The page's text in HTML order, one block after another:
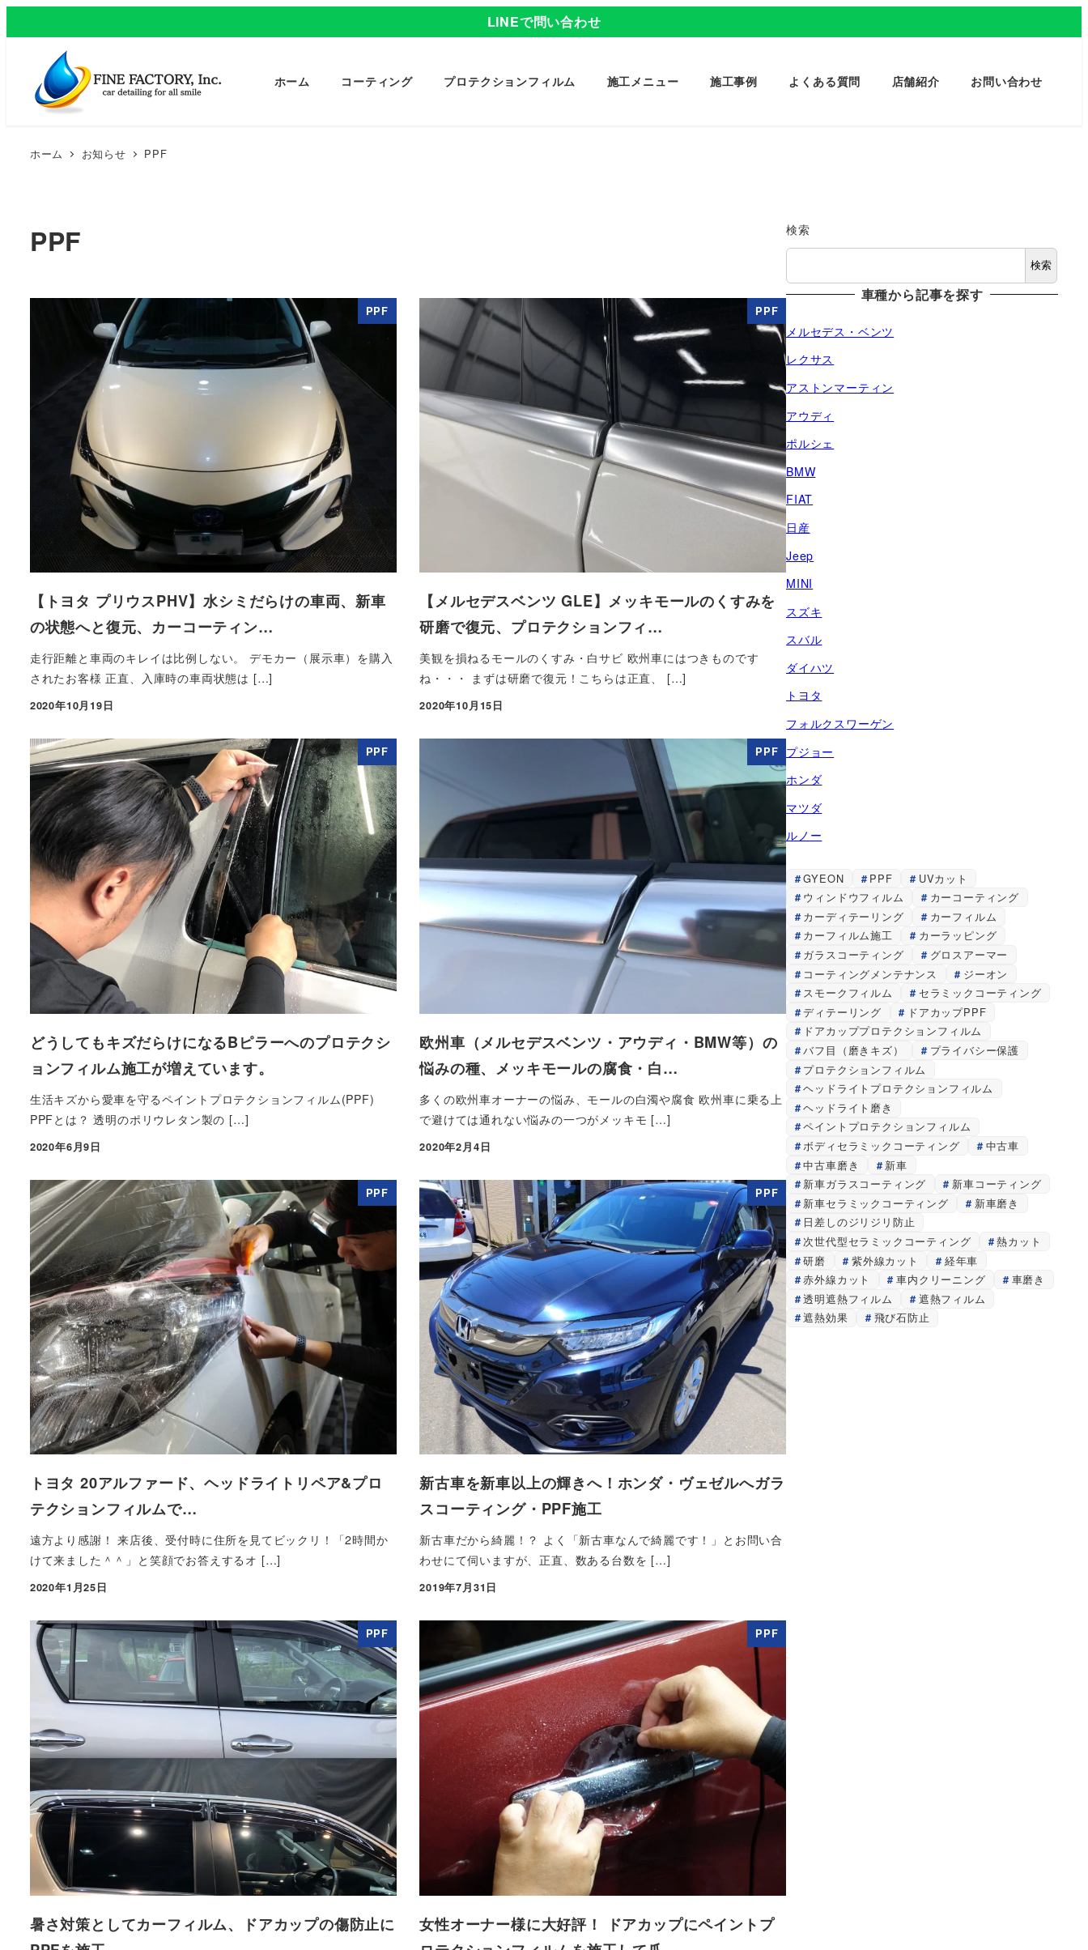
LINEで問い合わせ
ホーム コーティング プロテクションフィルム 施工メニュー 施工事例 よくある質問 店舗紹介 お問い合わせ
ホーム お知らせ PPF
PPF
PPF
【トヨタ プリウスPHV】水シミだらけの車両、新車
の状態へと復元、カーコーティン…
走行距離と車両のキレイは比例しない。 デモカー（展示車）を購入
されたお客様 正直、入庫時の車両状態は […]
投稿日
2020年10月19日
PPF
【メルセデスベンツ GLE】メッキモールのくすみを
研磨で復元、プロテクションフィ…
美観を損ねるモールのくすみ・白サビ 欧州車にはつきものです
ね・・・ まずは研磨で復元！こちらは正直、 […]
投稿日
2020年10月15日
PPF
どうしてもキズだらけになるBピラーへのプロテクシ
ョンフィルム施工が増えています。
生活キズから愛車を守るペイントプロテクションフィルム(PPF)
PPFとは？ 透明のポリウレタン製の […]
投稿日
2020年6月9日
PPF
欧州車（メルセデスベンツ・アウディ・BMW等）の
悩みの種、メッキモールの腐食・白…
多くの欧州車オーナーの悩み、モールの白濁や腐食 欧州車に乗る上
で避けては通れない悩みの一つがメッキモ […]
投稿日
2020年2月4日
PPF
トヨタ 20アルファード、ヘッドライトリペア&プロ
テクションフィルムで…
遠方より感謝！ 来店後、受付時に住所を見てビックリ！「2時間か
けて来ました＾＾」と笑顔でお答えするオ […]
投稿日
2020年1月25日
PPF
新古車を新車以上の輝きへ！ホンダ・ヴェゼルへガラ
スコーティング・PPF施工
新古車だから綺麗！？ よく「新古車なんで綺麗です！」とお問い合
わせにて伺いますが、正直、数ある台数を […]
投稿日
2019年7月31日
PPF
暑さ対策としてカーフィルム、ドアカップの傷防止に
PPF
女性オーナー様に大好評！ ドアカップにペイントプ
検索
検索
車種から記事を探す
メルセデス・ベンツ
レクサス
アストンマーティン
アウディ
ポルシェ
BMW
FIAT
日産
Jeep
MINI
スズキ
スバル
ダイハツ
トヨタ
フォルクスワーゲン
プジョー
ホンダ
マツダ
ルノー
GYEON PPF
UVカット
ウィンドウフィルム
カーコーティング
カーディテーリング
カーフィルム
カーフィルム施工
カーラッピング
ガラスコーティング
グロスアーマー
コーティングメンテナンス
ジーオン
スモークフィルム
セラミックコーティング
ディテーリング
ドアカップPPF
ドアカッププロテクションフィルム
バフ目（磨きキズ）
プライバシー保護
プロテクションフィルム
ヘッドライトプロテクションフィルム
ヘッドライト磨き
ペイントプロテクションフィルム
ボディセラミックコーティング
中古車
中古車磨き
新車
新車ガラスコーティング
新車コーティング
新車セラミックコーティング
新車磨き
日差しのジリジリ防止
次世代型セラミックコーティング
熱カット
研磨
紫外線カット
経年車
赤外線カット
車内クリーニング
車磨き
透明遮熱フィルム
遮熱フィルム
遮熱効果
飛び石防止